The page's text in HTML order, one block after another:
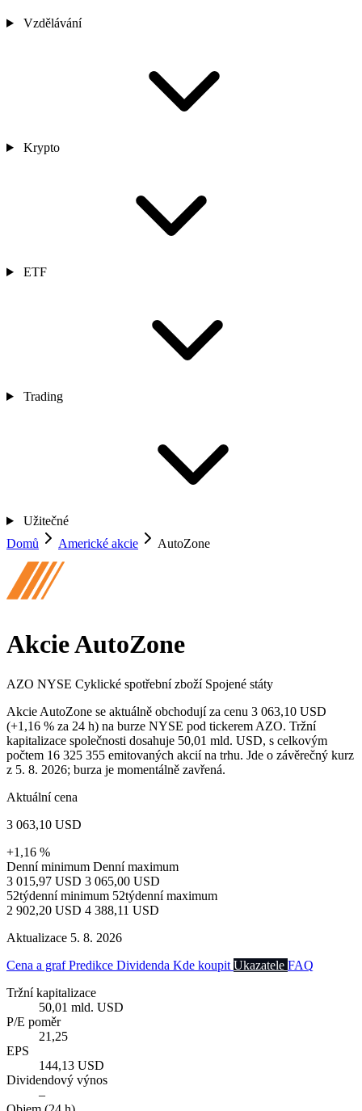
Vzdělávání
Krypto
ETF
Trading
Užitečné
Domů
Americké akcie AutoZone
Akcie AutoZone
AZO NYSE Cyklické spotřební zboží Spojené státy
Akcie AutoZone se aktuálně obchodují za cenu 3 063,10 USD
(+1,16 % za 24 h) na burze NYSE pod tickerem AZO. Tržní
kapitalizace společnosti dosahuje 50,01 mld. USD, s celkovým
počtem 16 325 355 emitovaných akcií na trhu. Jde o závěrečný kurz
z 5. 8. 2026; burza je momentálně zavřená.
Aktuální cena
3 063,10 USD
+1,16 %
Denní minimum Denní maximum
3 015,97 USD 3 065,00 USD
52týdenní minimum 52týdenní maximum
2 902,20 USD 4 388,11 USD
Aktualizace 5. 8. 2026
Cena a grafPredikce Dividenda Kde koupit Ukazatele FAQ
Tržní kapitalizace
50,01 mld. USD
P/E poměr
21,25
EPS
144,13 USD
Dividendový výnos
–